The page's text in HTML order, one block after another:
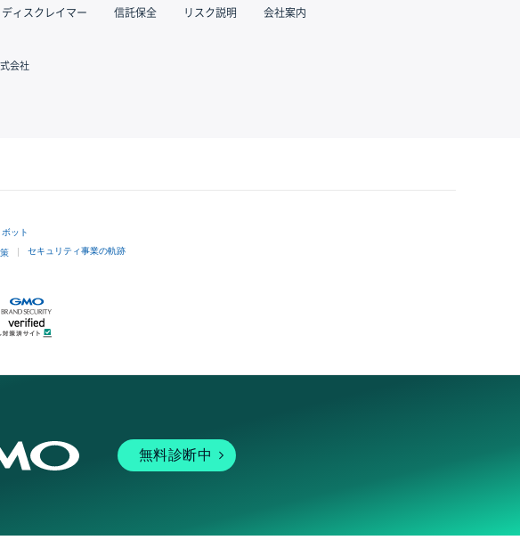
ディスクレイマー 信託保全 リスク説明 会社案内
会社
ット
セキュリティ事業の軌跡
無料診断中